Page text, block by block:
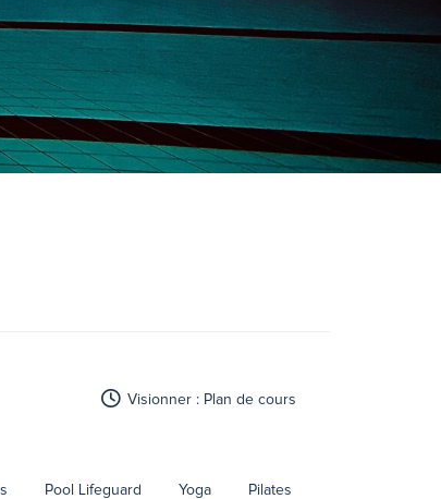
Visionner : Plan de cours
Pool Lifeguard Yoga Pilates